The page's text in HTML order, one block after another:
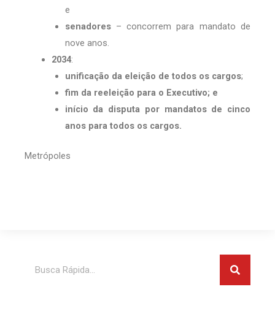
e
senadores– concorrem para mandato de
nove anos.
2034:
unificação da eleição de todos os cargos;
fim da reeleição para o Executivo; e
início da disputa por mandatos de cinco
anos para todos os cargos.
Metrópoles